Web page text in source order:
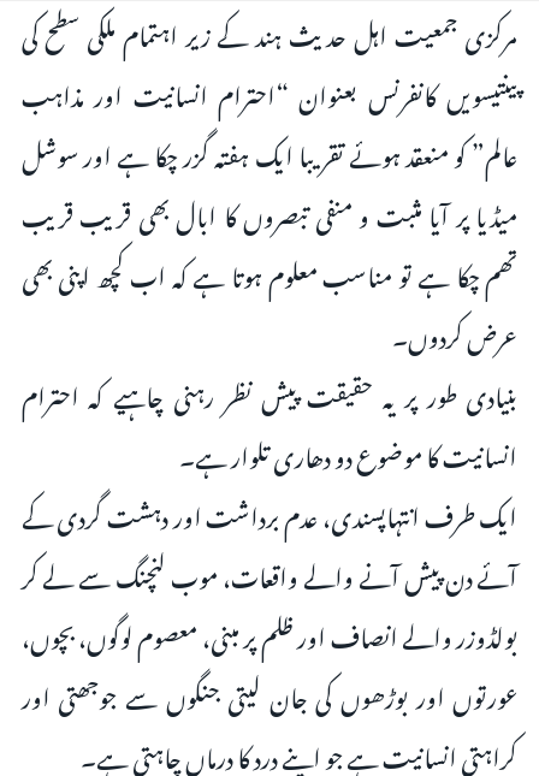
مرکزی جمعیت اہل حدیث ہند کے زیر اہتمام ملکی سطح کی
پینتیسویں کانفرنس بعنوان “احترام انسانیت اور مذاہب
عالم” کو منعقد ہوئے تقریبا ایک ہفتہ گزر چکا ہے اور سوشل
میڈیا پر آیا مثبت و منفی تبصروں کا ابال بھی قریب قریب
تھم چکا ہے تو مناسب معلوم ہوتا ہے کہ اب کچھ اپنی بھی
عرض کردوں۔
بنیادی طور پر یہ حقیقت پیش نظر رہنی چاہیے کہ احترام
انسانیت کا موضوع دو دھاری تلوار ہے۔
ایک طرف انتہاپسندی، عدم برداشت اور دہشت گردی کے
آئے دن پیش آنے والے واقعات، موب لنچنگ سے لے کر
بولڈوزر والے انصاف اور ظلم پر مبنی، معصوم لوگوں، بچوں،
عورتوں اور بوڑھوں کی جان لیتی جنگوں سے جوجھتی اور
کراہتی انسانیت ہے جو اپنے درد کا درماں چاہتی ہے۔